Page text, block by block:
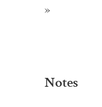
»
Notes